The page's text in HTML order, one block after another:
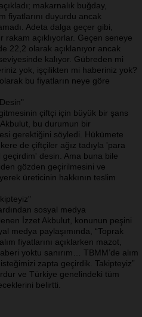
makarnalık buğday,
fiyatlarını duyurdu ancak
Adeta dalga geçer gibi,
açıklıyorlar. Geçen seneye
22,2 olarak açıklanıyor ancak
kalıyor. Gübreden mi
yok, işçilikten mi haberiniz yok?
bu fiyatların neye göre
çiftçi için büyük bir şans
bu durumun bir
gerektiğini söyledi. Hükümete
de çiftçiler ağız tadıyla 'para
geçirdim' desin. Ama buna bile
gözden geçirilmesini ve
üreticinin hakkının teslim
sosyal medya
İzzet Akbulut, konunun peşini
medya paylaşımında, “Toprak
fiyatlarını açıklarken mazot,
yoktu sanırım… TBMM’de alım
zapta geçirdik. Takipteyiz”
ve Türkiye genelindeki tüm
belirtti.